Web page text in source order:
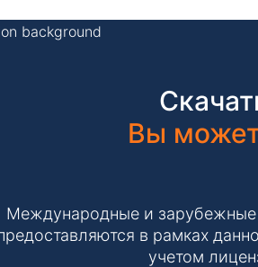
Вы
Международные и зарубежные
в рамках
учетом